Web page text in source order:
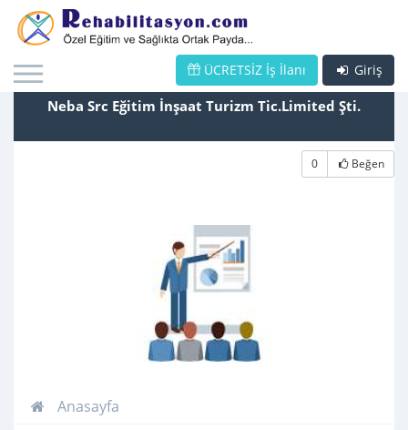
Giriş
ÜCRETSİZ İş İlanı
Neba Src Eğitim İnşaat Turizm Tic.Limited Şti.
0 Beğen
Anasayfa